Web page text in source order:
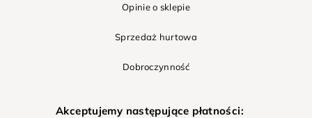
Opinie o sklepie
Sprzedaż hurtowa
Dobroczynność
Akceptujemy następujące płatności: